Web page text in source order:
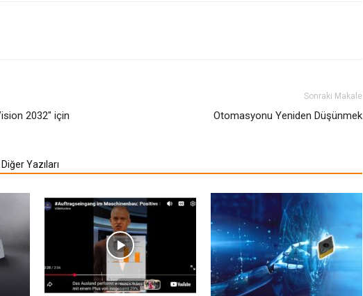
2032" için
Sonraki Makale
Otomasyonu Yeniden Düşünmek
Yazıları